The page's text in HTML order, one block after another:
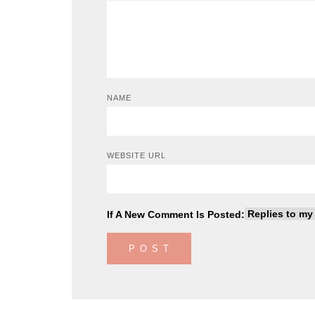
NAME
WEBSITE URL
If A New Comment Is Posted: